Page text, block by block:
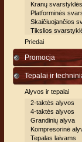
Kranų svarstyklės
Platforminės
Skaičiuojančios
Tikslios
Priedai
Promocja
Tepalai ir
Alyvos ir tepalai
2-taktės alyvos
4-taktės alyvos
Grandinių alyva
Kompresorinė
Tepalas laivams